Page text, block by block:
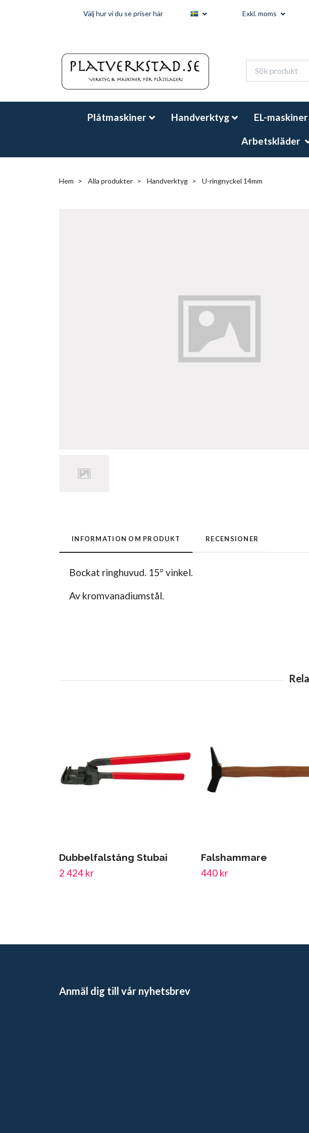
Välj hur vi du se priser här Exkl. moms
Plåtmaskiner Handverktyg EL-maskiner
Arbetskläder
Hem Alla produkter Handverktyg U-ringnyckel 14mm
INFORMATION OM PRODUKT RECENSIONER
Bockat ringhuvud. 15° vinkel.
Av kromvanadiumstål.
Dubbelfalstång Stubai
2 424 kr
Falshammare
440 kr
Anmäl dig till vår nyhetsbrev